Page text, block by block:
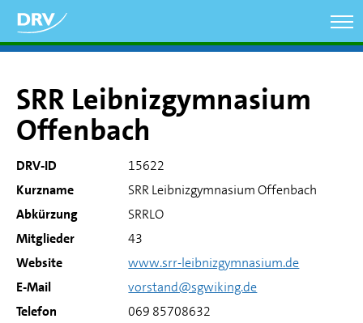
zum
Inhalt
SRR Leibnizgymnasium
Offenbach
DRV-ID
15622
Kurzname
SRR Leibnizgymnasium Offenbach
Abkürzung
SRRLO
Mitglieder
43
Website
www.srr-leibnizgymnasium.de
E-Mail
vorstand@sgwiking.de
Telefon
069 85708632